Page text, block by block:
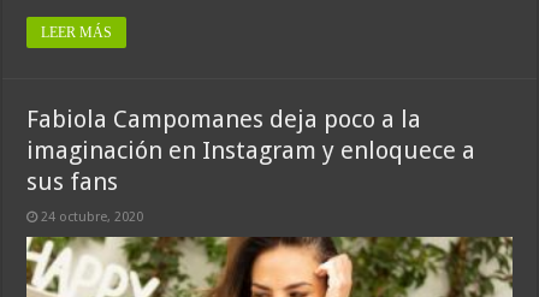
LEER MÁS
Fabiola Campomanes deja poco a la
imaginación en Instagram y enloquece a
sus fans
24 octubre, 2020